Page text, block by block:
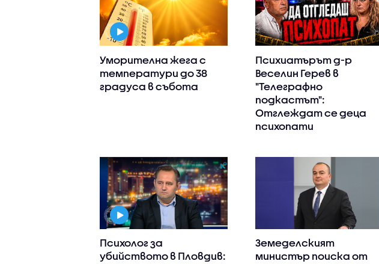
Уморителна жега с
температури до 38
градуса в събота
Психиатърът д-р
Веселин Герев в
"Телеграфно
подкастът":
Отглеждат се деца
психопати
Психолог за
убийството в Пловдив:
Земеделският
министър поиска от